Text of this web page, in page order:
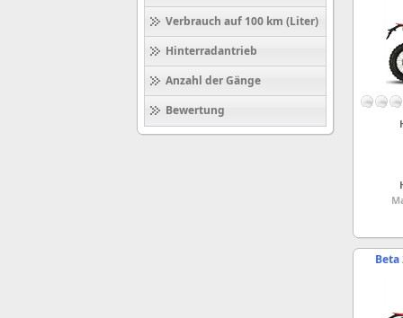
Verbrauch auf 100 km (Liter)
Hinterradantrieb
Anzahl der Gänge
Bewertung
Beta